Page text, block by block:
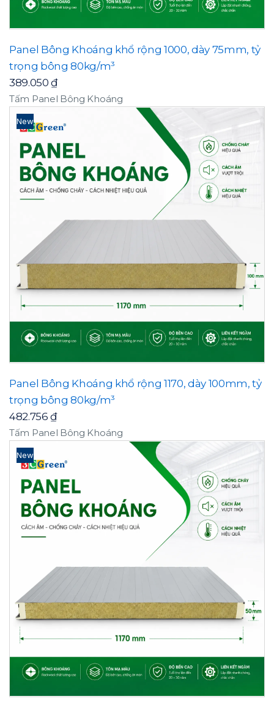
Panel Bông Khoáng khổ rộng 1000, dày 75mm, tỷ
trọng bông 80kg/m³
389.050₫
Tấm Panel Bông Khoáng
New
Panel Bông Khoáng khổ rộng 1170, dày 100mm, tỷ
trọng bông 80kg/m³
482.756₫
Tấm Panel Bông Khoáng
New